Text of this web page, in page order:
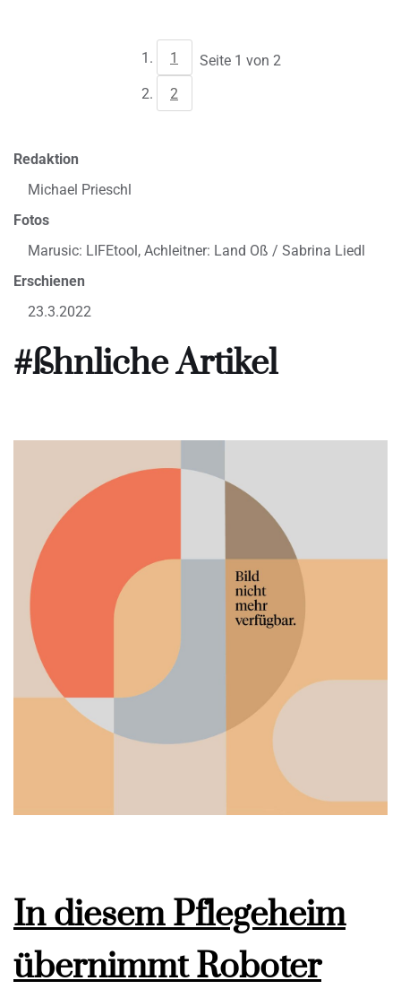
1
2
Seite 1 von 2
Redaktion
Michael Prieschl
Fotos
Marusic: LIFEtool, Achleitner: Land Oß / Sabrina Liedl
Erschienen
23.3.2022
#ßhnliche Artikel
In diesem Pflegeheim
übernimmt Roboter